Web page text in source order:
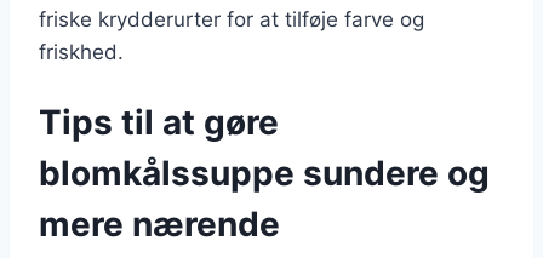
friske krydderurter for at tilføje farve og
friskhed.
Tips til at gøre
blomkålssuppe sundere og
mere nærende